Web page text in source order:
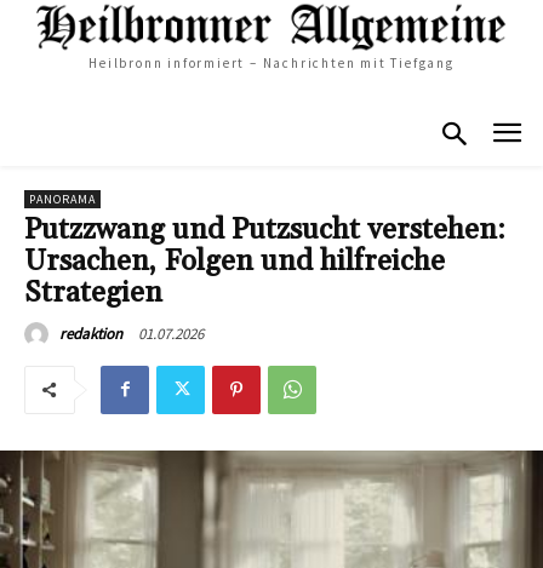
Heilbronn informiert – Nachrichten mit Tiefgang
PANORAMA
Putzzwang und Putzsucht verstehen:
Ursachen, Folgen und hilfreiche
Strategien
redaktion 01.07.2026